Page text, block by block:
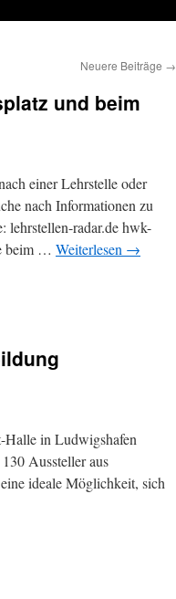
Neuere Beiträge →
und beim
einer Lehrstelle oder
nach Informationen zu
lehrstellen-radar.de hwk-
beim … Weiterlesen →
in Ludwigshafen
Aussteller aus
ideale Möglichkeit, sich